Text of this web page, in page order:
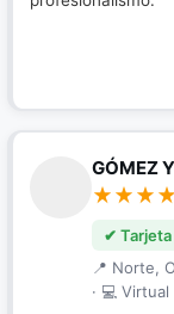
GÓMEZ
✔
📍 Norte,
· 💻 Virtual